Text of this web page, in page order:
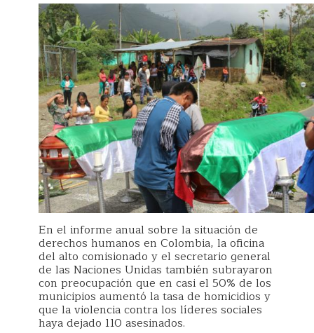
En el informe anual sobre la situación de
derechos humanos en Colombia, la oficina
del alto comisionado y el secretario general
de las Naciones Unidas también subrayaron
con preocupación que en casi el 50% de los
municipios aumentó la tasa de homicidios y
que la violencia contra los líderes sociales
haya dejado 110 asesinados.